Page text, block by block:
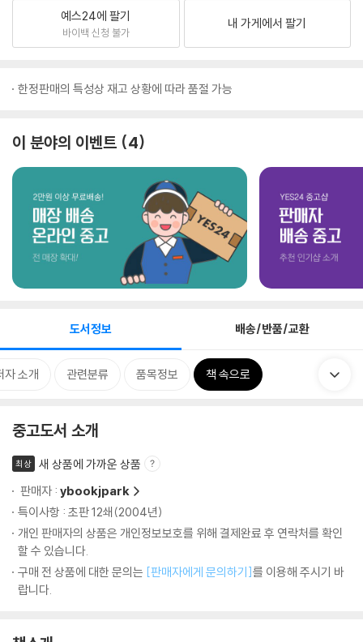
예스24에 팔기
바이백 신청 불가
내 가게에서 팔기
한정판매의 특성상 재고 상황에 따라 품절 가능
이 분야의 이벤트 4
도서정보 배송/반품/교환
자 소개 관련분류 품목정보 책 속으로
중고도서 소개
최상
새 상품에 가까운 상품
판매자 : ybookjpark
특이사항 : 초판 12쇄(2004년)
개인 판매자의 상품은 개인정보보호를 위해 결제완료 후 연락처를 확인
할 수 있습니다.
구매 전 상품에 대한 문의는 [판매자에게 문의하기]를 이용해 주시기 바
랍니다.